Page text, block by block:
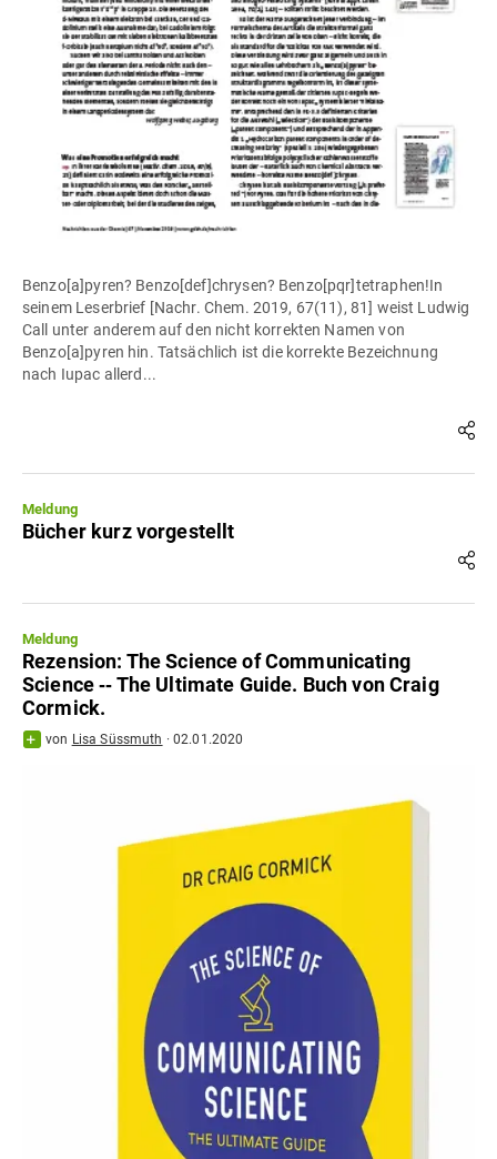
Benzo[a]pyren? Benzo[def]chrysen? Benzo[pqr]tetraphen!In
seinem Leserbrief [Nachr. Chem. 2019, 67(11), 81] weist Ludwig
Call unter anderem auf den nicht korrekten Namen von
Benzo[a]pyren hin. Tatsächlich ist die korrekte Bezeichnung
nach Iupac allerd...
Meldung
Bücher kurz vorgestellt
Meldung
Rezension: The Science of Communicating
Science ‐‐ The Ultimate Guide. Buch von Craig
Cormick.
von Lisa Süssmuth ·02.01.2020